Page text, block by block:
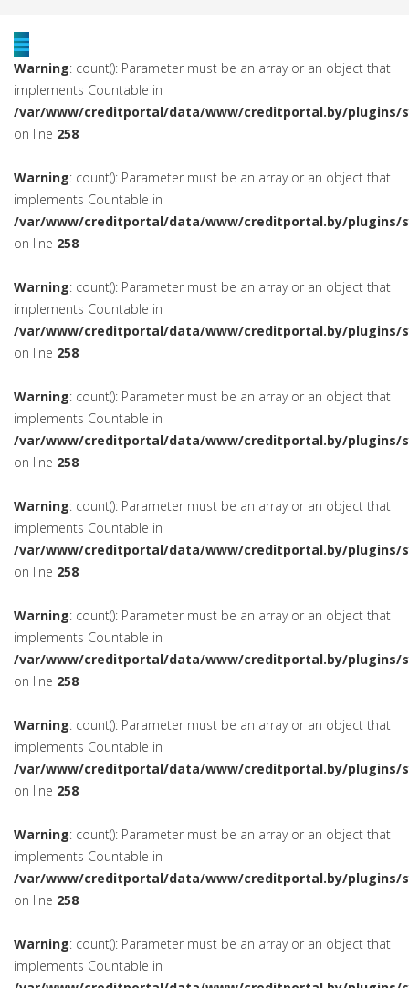
Warning: count(): Parameter must be an array or an object that
implements Countable in
/var/www/creditportal/data/www/creditportal.by/plugins/
on line 258
Warning: count(): Parameter must be an array or an object that
implements Countable in
/var/www/creditportal/data/www/creditportal.by/plugins/
on line 258
Warning: count(): Parameter must be an array or an object that
implements Countable in
/var/www/creditportal/data/www/creditportal.by/plugins/
on line 258
Warning: count(): Parameter must be an array or an object that
implements Countable in
/var/www/creditportal/data/www/creditportal.by/plugins/
on line 258
Warning: count(): Parameter must be an array or an object that
implements Countable in
/var/www/creditportal/data/www/creditportal.by/plugins/
on line 258
Warning: count(): Parameter must be an array or an object that
implements Countable in
/var/www/creditportal/data/www/creditportal.by/plugins/
on line 258
Warning: count(): Parameter must be an array or an object that
implements Countable in
/var/www/creditportal/data/www/creditportal.by/plugins/
on line 258
Warning: count(): Parameter must be an array or an object that
implements Countable in
/var/www/creditportal/data/www/creditportal.by/plugins/
on line 258
Warning: count(): Parameter must be an array or an object that
implements Countable in